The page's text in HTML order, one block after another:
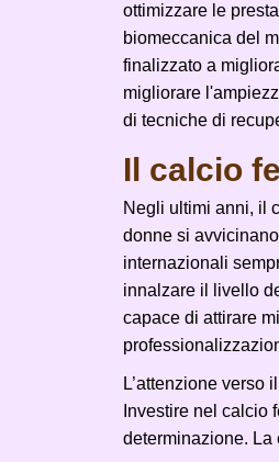
ottimizzare le
biomeccanica del
finalizzato a
migliorare
di tecniche di
Il calcio
Negli ultimi anni, il
donne si
internazionali
innalzare il livello
capace di attirare
L’attenzione verso
Investire nel calcio
determinazione. La